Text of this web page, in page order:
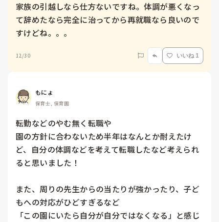
家族の引越しなら仕方ないですね。体調が悪くなっ
て辞めたなら完全に治ってから再就職なら良いので
すけどね。。。
12/30 いいね 1
もにょ
保育士, 保育園
転勤などのやむ無く転職や
園の方針に合わないため半年はなんとか耐えたけ
ど、自分の体調などを考えて転職したなど考えられ
ると思いました！
また、周りの先生からの当たりが強かったり、子ど
もへの対応がひどすぎるなど
「この園にいたら自分が自分ではなくなる」と感じ